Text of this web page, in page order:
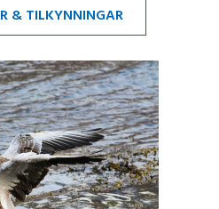
& TILKYNNINGAR